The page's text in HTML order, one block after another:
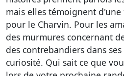
mais elles témoignent
pour le Charvin. Pour les
des murmures concernant
des contrebandiers dans
curiosité. Qui sait ce que